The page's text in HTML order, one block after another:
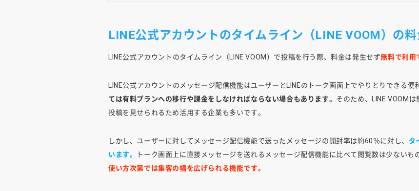
LINE公式アカウントのタイムライン（LINE VOOM）の料
LINE公式アカウントのタイムライン（LINE VOOM）で投稿を行う際、料金は発生せず無料で利用
LINE公式アカウントのメッセージ配信機能はユーザーとLINEのトーク画面上でやりとりできる便
ては有料プランへの移行や課金をしなければならない場合もあります。 そのため、LINE VOOM
投稿を見せられるため活用する企業も多いです。
しかし、ユーザーに対してメッセージ配信機能で送ったメッセージの開封率は約60％に対し、 タ
います。
トーク画面上に直接メッセージを送れるメッセージ配信機能に比べて閲覧数は少ないも
使い方次第では集客の幅を広げられる機能です。